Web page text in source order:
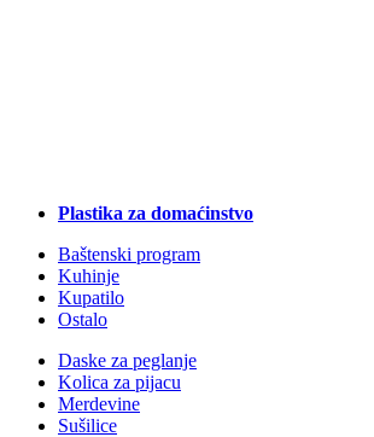
Plastika za domaćinstvo
Baštenski program
Kuhinje
Kupatilo
Ostalo
Daske za peglanje
Kolica za pijacu
Merdevine
Sušilice